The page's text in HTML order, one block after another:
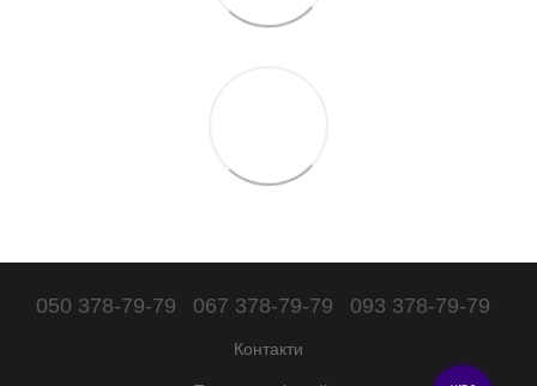
050 378-79-79 067 378-79-79 093 378-79-79
Контакти